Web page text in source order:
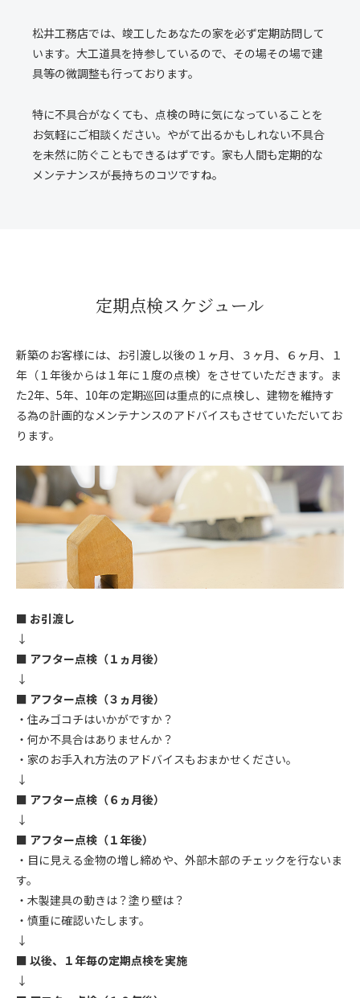
松井工務店では、竣工したあなたの家を必ず定期訪問して
います。大工道具を持参しているので、その場その場で建
具等の微調整も行っております。
特に不具合がなくても、点検の時に気になっていることを
お気軽にご相談ください。やがて出るかもしれない不具合
を未然に防ぐこともできるはずです。家も人間も定期的な
メンテナンスが長持ちのコツですね。
定期点検スケジュール
新築のお客様には、お引渡し以後の１ヶ月、３ヶ月、６ヶ月、１
年（１年後からは１年に１度の点検）をさせていただきます。ま
た2年、5年、10年の定期巡回は重点的に点検し、建物を維持す
る為の計画的なメンテナンスのアドバイスもさせていただいてお
ります。
■ お引渡し
↓
■ アフター点検（１ヵ月後）
↓
■ アフター点検（３ヵ月後）
・住みゴコチはいかがですか？
・何か不具合はありませんか？
・家のお手入れ方法のアドバイスもおまかせください。
↓
■ アフター点検（６ヵ月後）
↓
■ アフター点検（１年後）
・目に見える金物の増し締めや、外部木部のチェックを行ないま
す。
・木製建具の動きは？塗り壁は？
・慎重に確認いたします。
↓
■ 以後、１年毎の定期点検を実施
↓